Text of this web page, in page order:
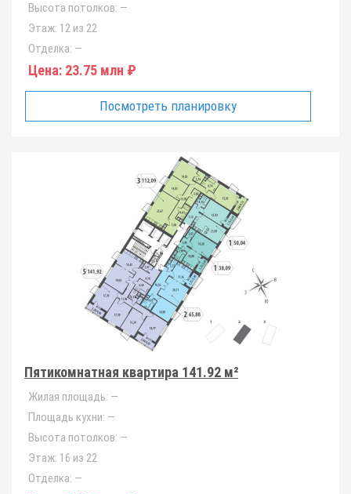
Высота потолков: —
Этаж: 12 из 22
Отделка: —
Цена: 23.75 млн ₽
Посмотреть планировку
Пятикомнатная квартира 141.92 м²
Жилая площадь: —
Площадь кухни: —
Высота потолков: —
Этаж: 16 из 22
Отделка: —